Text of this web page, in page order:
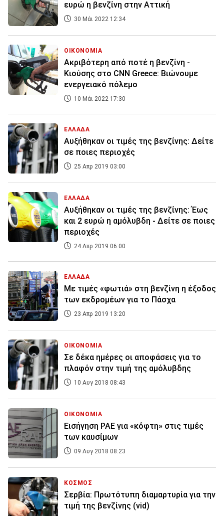
ευρώ η βενζίνη στην Αττική
30 Μάι 2022 12:34
ΟΙΚΟΝΟΜΙΑ
Ακριβότερη από ποτέ η βενζίνη -
Κιούσης στο CNN Greece: Βιώνουμε
ενεργειακό πόλεμο
10 Μάι 2022 17:30
ΕΛΛΑΔΑ
Αυξήθηκαν οι τιμές της βενζίνης: Δείτε
σε ποιες περιοχές
25 Απρ 2019 03:00
ΕΛΛΑΔΑ
Αυξήθηκαν οι τιμές της βενζίνης: Έως
και 2 ευρώ η αμόλυβδη - Δείτε σε ποιες
περιοχές
24 Απρ 2019 06:00
ΕΛΛΑΔΑ
Με τιμές «φωτιά» στη βενζίνη η έξοδος
των εκδρομέων για το Πάσχα
23 Απρ 2019 13:20
ΟΙΚΟΝΟΜΙΑ
Σε δέκα ημέρες οι αποφάσεις για το
πλαφόν στην τιμή της αμόλυβδης
10 Αυγ 2018 08:43
ΟΙΚΟΝΟΜΙΑ
Εισήγηση ΡΑΕ για «κόφτη» στις τιμές
των καυσίμων
09 Αυγ 2018 08:23
ΚΟΣΜΟΣ
Σερβία: Πρωτότυπη διαμαρτυρία για την
τιμή της βενζίνης (vid)